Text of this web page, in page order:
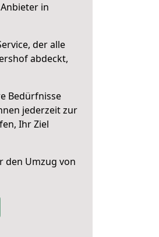
in
der alle
abdeckt,
Bedürfnisse
jederzeit zur
Ihr Ziel
den Umzug von